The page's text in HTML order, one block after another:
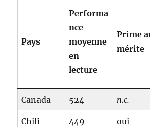
Pays
Performa
nce
moyenne
en
lecture
Prime
mérite
Canada 524 n.c.
Chili 449 oui